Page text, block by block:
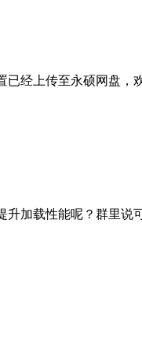
经上传至永硕网盘，
加载性能呢？群里说